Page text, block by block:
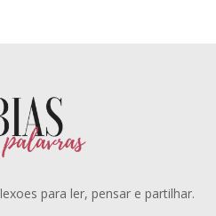
para ler, pensar e partilhar.